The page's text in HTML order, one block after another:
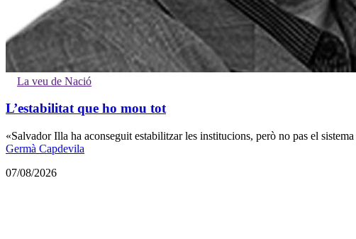
La veu de Nació
L’estabilitat que ho mou tot
«Salvador Illa ha aconseguit estabilitzar les institucions, però no pas el
Germà Capdevila
07/08/2026